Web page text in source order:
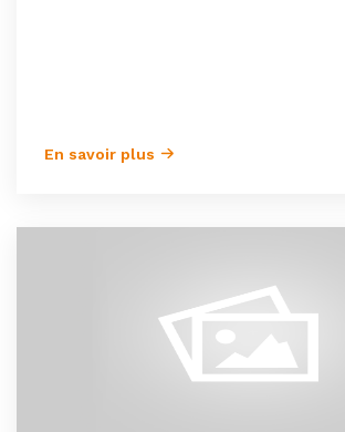
En savoir plus